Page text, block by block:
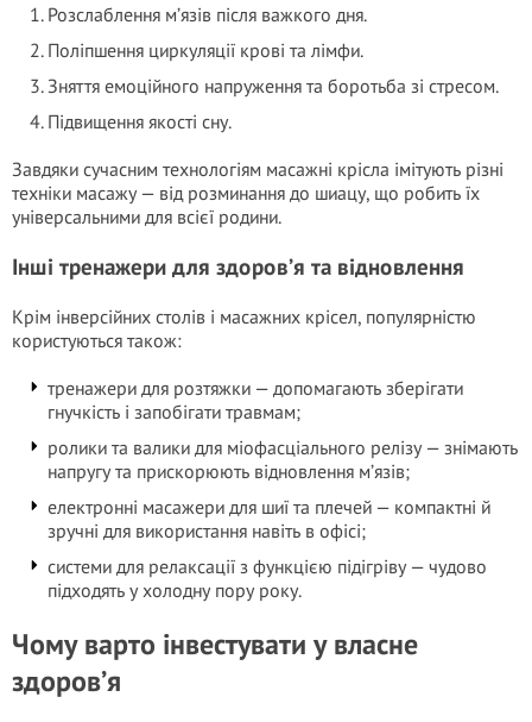
Розслаблення м’язів після важкого дня.
Поліпшення циркуляції крові та лімфи.
Зняття емоційного напруження та боротьба зі стресом.
Підвищення якості сну.
Завдяки сучасним технологіям масажні крісла імітують різні
техніки масажу — від розминання до шиацу, що робить їх
універсальними для всієї родини.
Інші тренажери для здоров’я та відновлення
Крім інверсійних столів і масажних крісел, популярністю
користуються також:
тренажери для розтяжки — допомагають зберігати
гнучкість і запобігати травмам;
ролики та валики для міофасціального релізу — знімають
напругу та прискорюють відновлення м’язів;
електронні масажери для шиї та плечей — компактні й
зручні для використання навіть в офісі;
системи для релаксації з функцією підігріву — чудово
підходять у холодну пору року.
Чому варто інвестувати у власне
здоров’я